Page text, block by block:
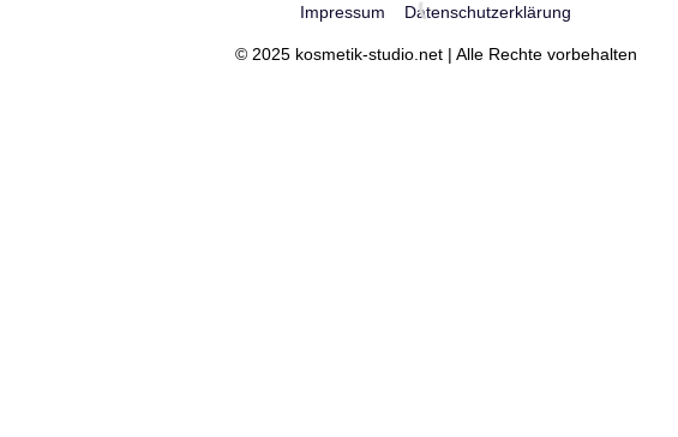
Impressum Datenschutzerklärung
© 2025 kosmetik-studio.net | Alle Rechte vorbehalten